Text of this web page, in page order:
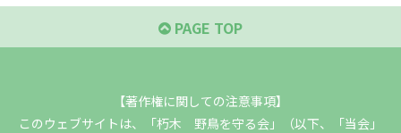
PAGE TOP
【著作権に関しての注意事項】
このウェブサイトは、「朽木 野鳥を守る会」（以下、「当会」